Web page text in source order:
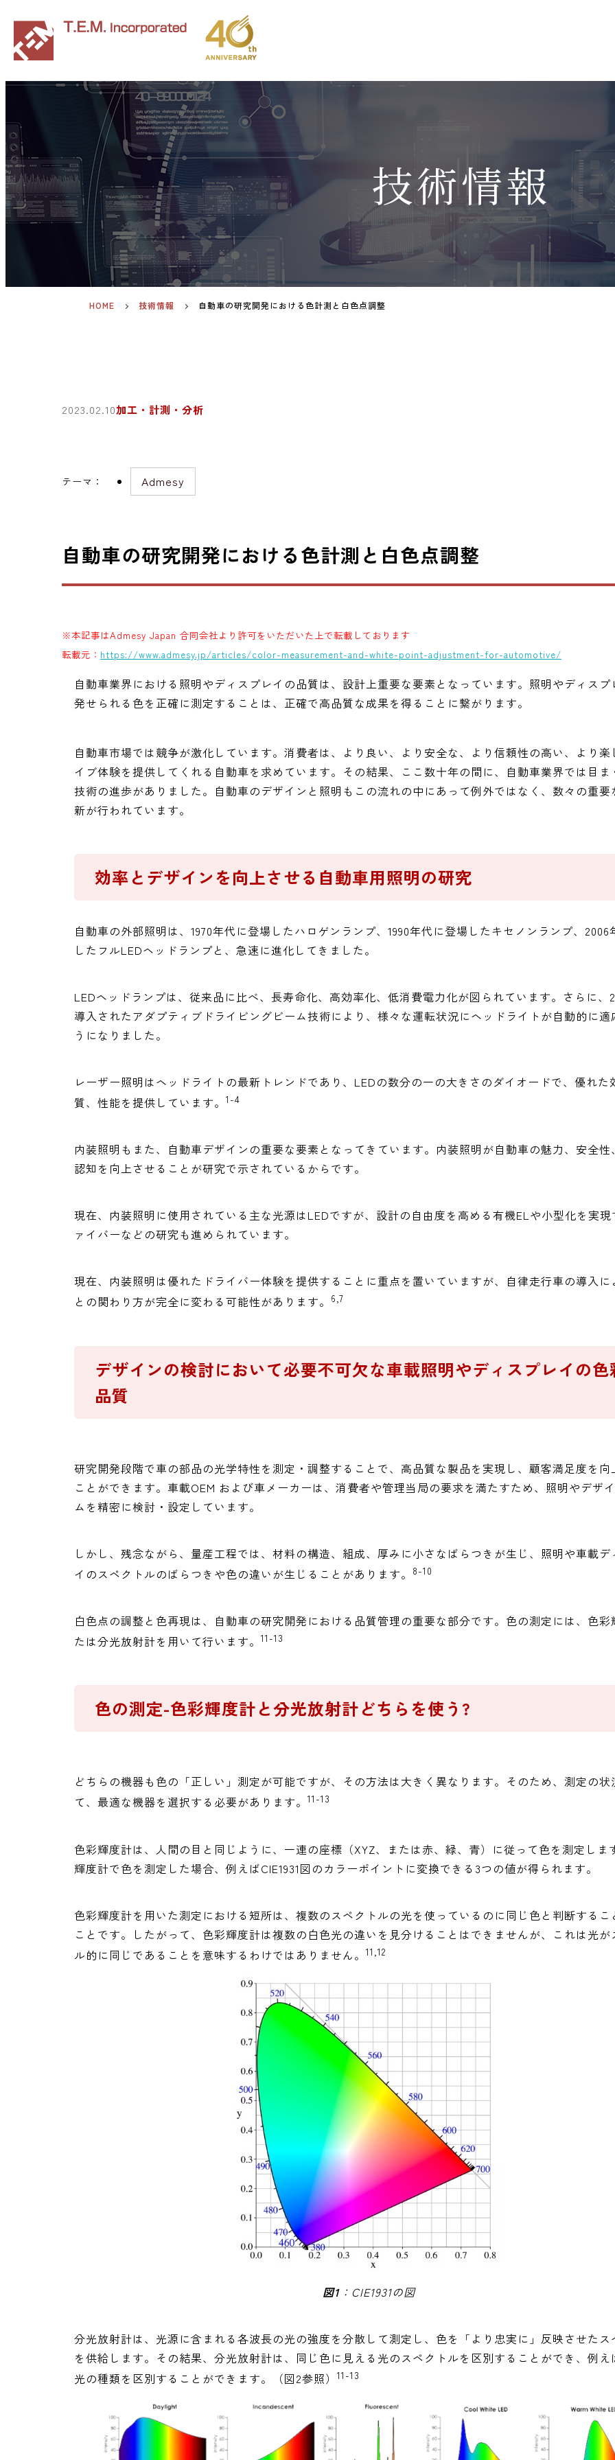
技術情報
HOME 技術情報 自動車の研究開発における色計測と白色点調整
2023.02.10加工・計測・分析
テーマ ： Admesy
自動車の研究開発における色計測と白色点調整
※本記事はAdmesy Japan 合同会社より許可をいただいた上で転載しております
転載元： https://www.admesy.jp/articles/color-measurement-and-white-point-adjustment-for-automotive/
自動車業界における照明やディスプレイの品質は、設計上重要な要素となっています。照明やディスプ
発せられる色を正確に測定することは、正確で高品質な成果を得ることに繋がります。
自動車市場では競争が激化しています。消費者は、より良い、より安全な、より信頼性の高い、より楽
イブ体験を提供してくれる自動車を求めています。その結果、ここ数十年の間に、自動車業界では目ま
技術の進歩がありました。自動車のデザインと照明もこの流れの中にあって例外ではなく、数々の重要
新が行われています。
効率とデザインを向上させる自動車用照明の研究
自動車の外部照明は、1970年代に登場したハロゲンランプ、1990年代に登場したキセノンランプ、2006
したフルLEDヘッドランプと、急速に進化してきました。
LEDヘッドランプは、従来品に比べ、長寿命化、高効率化、低消費電力化が図られています。さらに、
導入されたアダプティブドライビングビーム技術により、様々な運転状況にヘッドライトが自動的に適
うになりました。
レーザー照明はヘッドライトの最新トレンドであり、LEDの数分の一の大きさのダイオードで、優れた
質、性能を提供しています。 1-4
内装照明もまた、自動車デザインの重要な要素となってきています。内装照明が自動車の魅力、安全性
認知を向上させることが研究で示されているからです。
現在、内装照明に使用されている主な光源はLEDですが、設計の自由度を高める有機ELや小型化を実現
ァイバーなどの研究も進められています。
現在、内装照明は優れたドライバー体験を提供することに重点を置いていますが、自律走行車の導入に
との関わり方が完全に変わる可能性があります。
6,7
デザインの検討において必要不可欠な車載照明やディスプレイの色
品質
研究開発段階で車の部品の光学特性を測定・調整することで、高品質な製品を実現し、顧客満足度を向
ことができます。車載OEM および車メーカーは、消費者や管理当局の要求を満たすため、照明やデザ
ムを精密に検討・設定しています。
しかし、残念ながら、量産工程では、材料の構造、組成、厚みに小さなばらつきが生じ、照明や車載デ
イのスペクトルのばらつきや色の違いが生じることがあります。
8-10
白色点の調整と色再現は、自動車の研究開発における品質管理の重要な部分です。色の測定には、色彩
たは分光放射計を用いて行います。 11-13
色の測定-色彩輝度計と分光放射計どちらを使う?
どちらの機器も色の「正しい」測定が可能ですが、その方法は大きく異なります。そのため、測定の状
て、最適な機器を選択する必要があります。 11-13
色彩輝度計は、人間の目と同じように、一連の座標（XYZ、または赤、緑、青）に従って色を測定しま
輝度計で色を測定した場合、例えばCIE1931図のカラーポイントに変換できる3つの値が得られます。
色彩輝度計を用いた測定における短所は、複数のスペクトルの光を使っているのに同じ色と判断するこ
ことです。したがって、色彩輝度計は複数の白色光の違いを見分けることはできませんが、これは光が
ル的に同じであることを意味するわけではありません。 11,12
図1：CIE1931の図
分光放射計は、光源に含まれる各波長の光の強度を分散して測定し、色を「より忠実に」反映させたス
を供給します。その結果、分光放射計は、同じ色に見える光のスペクトルを区別することができ、例え
光の種類を区別することができます。（図2参照）
11-13